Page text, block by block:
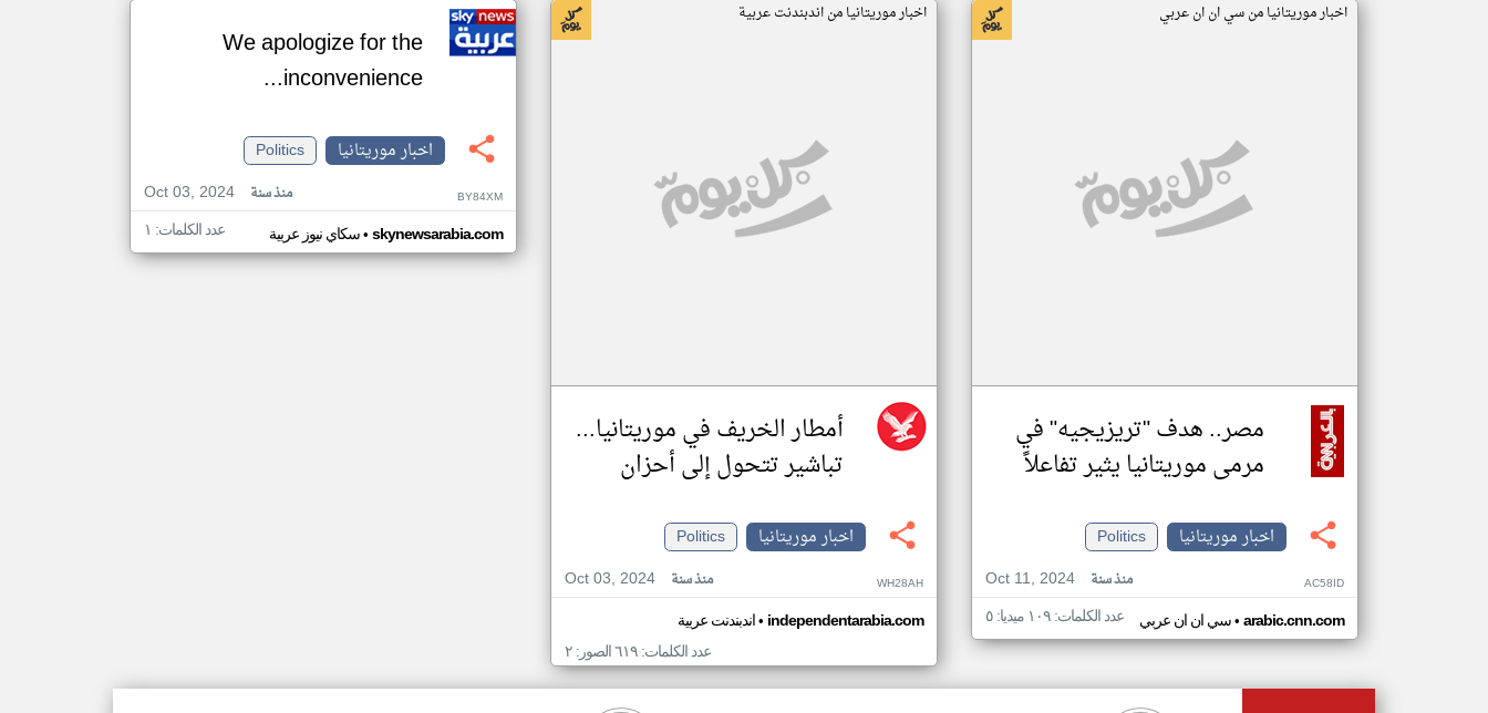
اخبار موريتانيا من سي ان ان عربي
مصر.. هدف "تريزيجيه" في
مرمى موريتانيا يثير تفاعلاً
اخبار موريتانيا
Politics
Oct 11, 2024
منذ سنة AC58ID
سي ان ان عربي• arabic.cnn.com عدد الكلمات: ١٠٩ ميديا: ٥
اخبار موريتانيا من اندبندنت عربية
أمطار الخريف في موريتانيا...
تباشير تتحول إلى أحزان
اخبار موريتانيا
Politics
Oct 03, 2024
منذ سنة WH28AH
اندبندنت عربية• independentarabia.com
عدد الكلمات: ٦١٩ الصور: ٢
We apologize for the
inconvenience...
اخبار موريتانيا
Politics
Oct 03, 2024
منذ سنة BY84XM
سكاي نيوز عربية• skynewsarabia.com عدد الكلمات: ١